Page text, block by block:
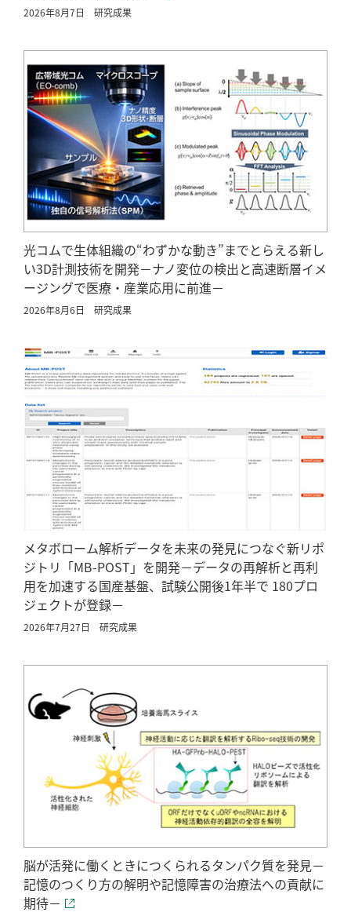
2026年8月7日 研究成果
光コムで生体組織の“わずかな動き”までとらえる新し
い3D計測技術を開発－ナノ変位の検出と高速断層イメ
ージングで医療・産業応用に前進－
2026年8月6日 研究成果
メタボローム解析データを未来の発見につなぐ新リポ
ジトリ「MB-POST」を開発－データの再解析と再利
用を加速する国産基盤、試験公開後1年半で 180プロ
ジェクトが登録－
2026年7月27日 研究成果
脳が活発に働くときにつくられるタンパク質を発見－
記憶のつくり方の解明や記憶障害の治療法への貢献に
期待－